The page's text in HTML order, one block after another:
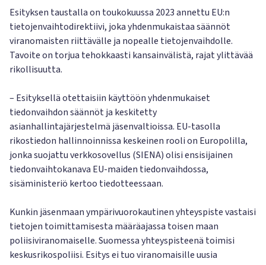
Esityksen taustalla on toukokuussa 2023 annettu EU:n
tietojenvaihtodirektiivi, joka yhdenmukaistaa säännöt
viranomaisten riittävälle ja nopealle tietojenvaihdolle.
Tavoite on torjua tehokkaasti kansainvälistä, rajat ylittävää
rikollisuutta.
– Esityksellä otettaisiin käyttöön yhdenmukaiset
tiedonvaihdon säännöt ja keskitetty
asianhallintajärjestelmä jäsenvaltioissa. EU-tasolla
rikostiedon hallinnoinnissa keskeinen rooli on Europolilla,
jonka suojattu verkkosovellus (SIENA) olisi ensisijainen
tiedonvaihtokanava EU-maiden tiedonvaihdossa,
sisäministeriö kertoo tiedotteessaan.
Kunkin jäsenmaan ympärivuorokautinen yhteyspiste vastaisi
tietojen toimittamisesta määräajassa toisen maan
poliisiviranomaiselle. Suomessa yhteyspisteenä toimisi
keskusrikospoliisi. Esitys ei tuo viranomaisille uusia